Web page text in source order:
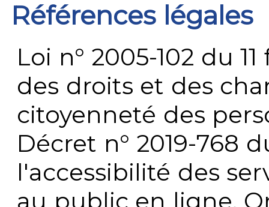
Références légales
Loi n° 2005-102 du
des droits et des
citoyenneté des
Décret n° 2019-768
l'accessibilité des